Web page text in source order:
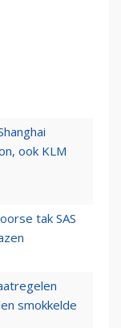
ook KLM
tak SAS
smokkelde